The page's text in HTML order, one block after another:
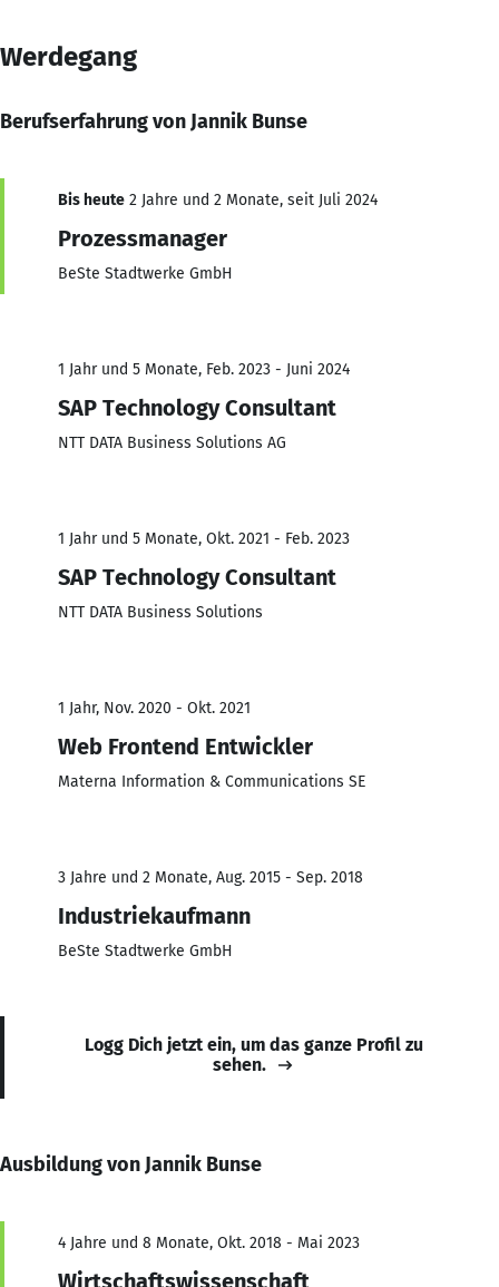
Werdegang
Berufserfahrung von Jannik Bunse
Bis heute 2 Jahre und 2 Monate, seit Juli 2024
Prozessmanager
BeSte Stadtwerke GmbH
1 Jahr und 5 Monate, Feb. 2023 - Juni 2024
SAP Technology Consultant
NTT DATA Business Solutions AG
1 Jahr und 5 Monate, Okt. 2021 - Feb. 2023
SAP Technology Consultant
NTT DATA Business Solutions
1 Jahr, Nov. 2020 - Okt. 2021
Web Frontend Entwickler
Materna Information & Communications SE
3 Jahre und 2 Monate, Aug. 2015 - Sep. 2018
Industriekaufmann
BeSte Stadtwerke GmbH
Logg Dich jetzt ein, um das ganze Profil zu
sehen.
Ausbildung von Jannik Bunse
4 Jahre und 8 Monate, Okt. 2018 - Mai 2023
Wirtschaftswissenschaft